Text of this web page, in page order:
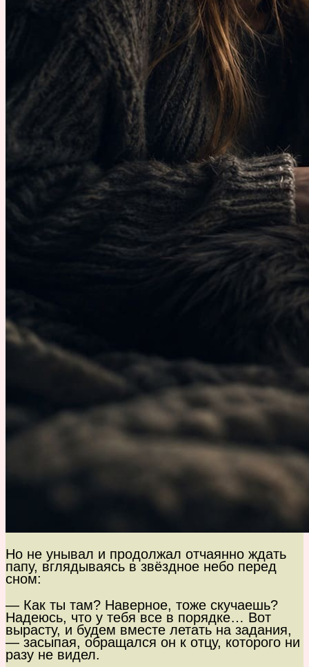
Но не унывал и продолжал отчаянно ждать
папу, вглядываясь в звёздное небо перед
сном:
— Как ты там? Наверное, тоже скучаешь?
Надеюсь, что у тебя все в порядке… Вот
вырасту, и будем вместе летать на задания,
— засыпая, обращался он к отцу, которого ни
разу не видел.